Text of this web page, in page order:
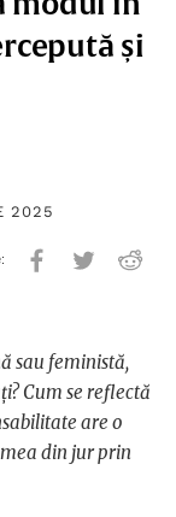
și
2025
sau feministă,
Cum se reflectă
are o
din jur prin